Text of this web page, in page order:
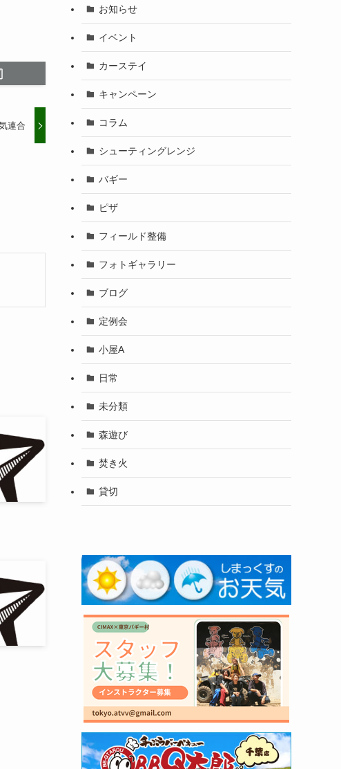
連合
お知らせ
イベント
カーステイ
キャンペーン
コラム
シューティングレンジ
バギー
ピザ
フィールド整備
フォトギャラリー
ブログ
定例会
小屋A
日常
未分類
森遊び
焚き火
貸切